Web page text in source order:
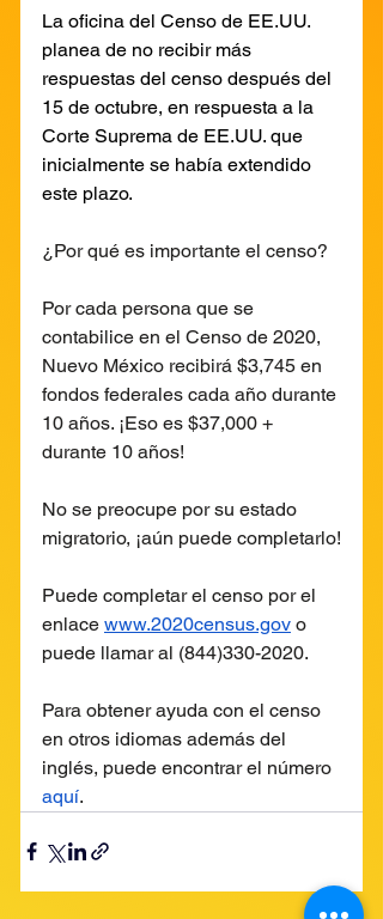
La oficina del Censo de EE.UU.
planea de no recibir más
respuestas del censo después del
15 de octubre, en respuesta a la
Corte Suprema de EE.UU. que
inicialmente se había extendido
este plazo.
¿Por qué es importante el censo?
Por cada persona que se
contabilice en el Censo de 2020,
Nuevo México recibirá $3,745 en
fondos federales cada año durante
10 años. ¡Eso es $37,000 +
durante 10 años!
No se preocupe por su estado
migratorio, ¡aún puede completarlo!
Puede completar el censo por el
enlace www.2020census.gov o
puede llamar al (844)330-2020.
Para obtener ayuda con el censo
en otros idiomas además del
inglés, puede encontrar el número
aquí.